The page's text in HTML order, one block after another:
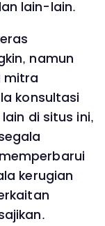
lain-lain.
namun
mitra
konsultasi
di situs ini,
kerugian